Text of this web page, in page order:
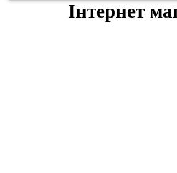
Інтернет